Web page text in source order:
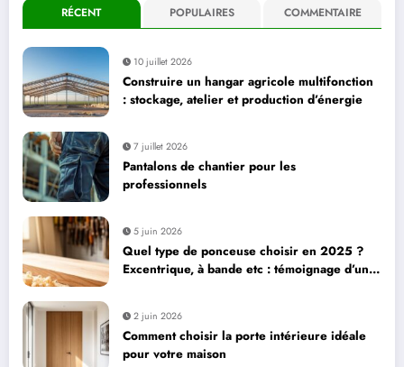
RÉCENT POPULAIRES COMMENTAIRE
10 juillet 2026
Construire un hangar agricole multifonction
: stockage, atelier et production d’énergie
7 juillet 2026
Pantalons de chantier pour les
professionnels
5 juin 2026
Quel type de ponceuse choisir en 2025 ?
Excentrique, à bande etc : témoignage d’un
2 juin 2026
Comment choisir la porte intérieure idéale
pour votre maison